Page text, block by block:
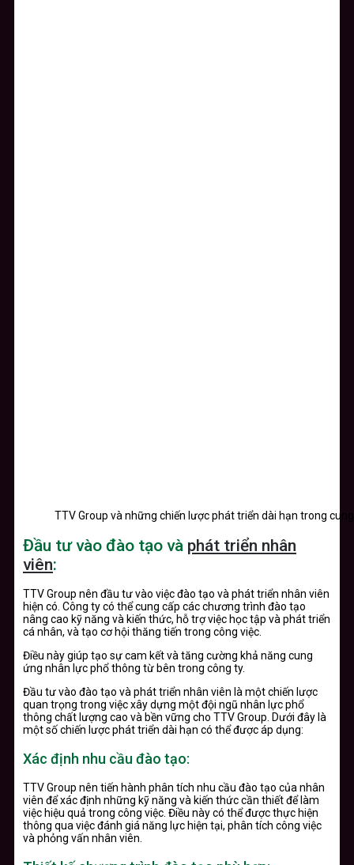
TTV Group và những chiến lược phát triển dài hạn trong
Đầu tư vào đào tạo và phát triển nhân
viên:
TTV Group nên đầu tư vào việc đào tạo và phát triển nhân viên
hiện có. Công ty có thể cung cấp các chương trình đào tạo
nâng cao kỹ năng và kiến thức, hỗ trợ việc học tập và phát triển
cá nhân, và tạo cơ hội thăng tiến trong công việc.
Điều này giúp tạo sự cam kết và tăng cường khả năng cung
ứng nhân lực phổ thông từ bên trong công ty.
Đầu tư vào đào tạo và phát triển nhân viên là một chiến lược
quan trọng trong việc xây dựng một đội ngũ nhân lực phổ
thông chất lượng cao và bền vững cho TTV Group. Dưới đây là
một số chiến lược phát triển dài hạn có thể được áp dụng:
Xác định nhu cầu đào tạo:
TTV Group nên tiến hành phân tích nhu cầu đào tạo của nhân
viên để xác định những kỹ năng và kiến thức cần thiết để làm
việc hiệu quả trong công việc. Điều này có thể được thực hiện
thông qua việc đánh giá năng lực hiện tại, phân tích công việc
và phỏng vấn nhân viên.